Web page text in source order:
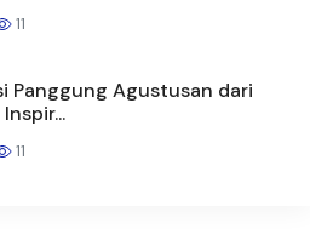
11
Panggung Agustusan dari
11